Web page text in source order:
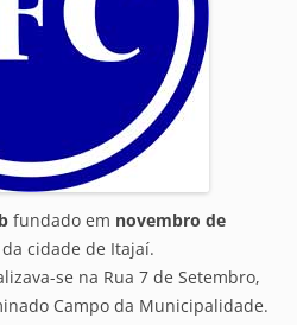
fundado em novembro de
cidade de Itajaí.
se na Rua 7 de Setembro,
Campo da Municipalidade.